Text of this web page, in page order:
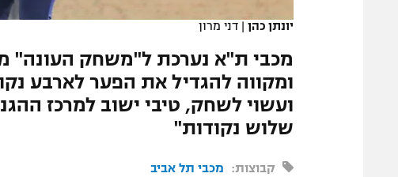
יונתן כהן | דני מרון
ומקווה להגדיל את הפער לארבע
ועשוי לשחק, טיבי ישוב למרכז
שלוש נקודות"
קבוצות: מכבי תל אביב